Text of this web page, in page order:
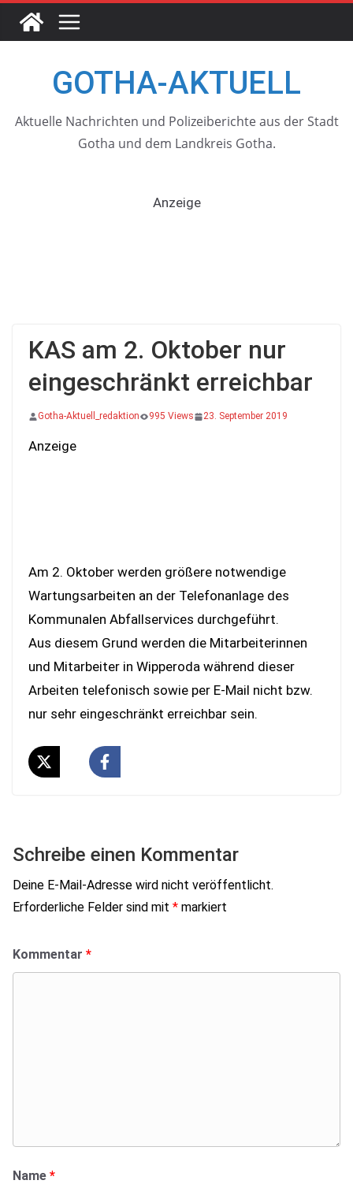
GOTHA-AKTUELL
Aktuelle Nachrichten und Polizeiberichte aus der Stadt
Gotha und dem Landkreis Gotha.
Anzeige
KAS am 2. Oktober nur
eingeschränkt erreichbar
Gotha-Aktuell_redaktion 995 Views 23. September 2019
Anzeige
Am 2. Oktober werden größere notwendige
Wartungsarbeiten an der Telefonanlage des
Kommunalen Abfallservices durchgeführt.
Aus diesem Grund werden die Mitarbeiterinnen
und Mitarbeiter in Wipperoda während dieser
Arbeiten telefonisch sowie per E-Mail nicht bzw.
nur sehr eingeschränkt erreichbar sein.
Schreibe einen Kommentar
Deine E-Mail-Adresse wird nicht veröffentlicht.
Erforderliche Felder sind mit * markiert
Kommentar *
Name *